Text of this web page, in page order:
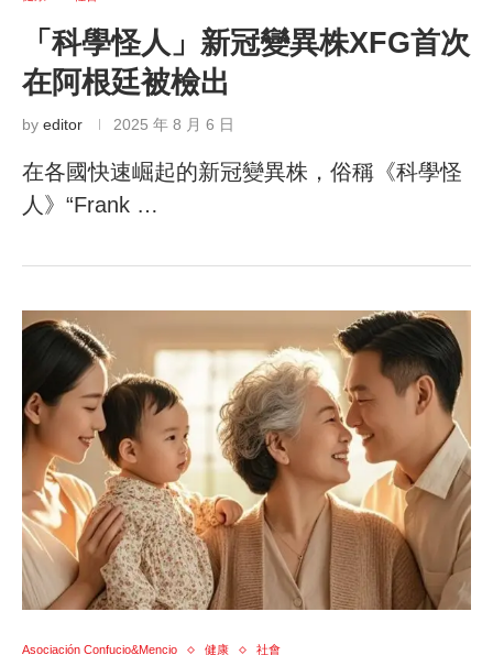
「科學怪人」新冠變異株XFG首次
在阿根廷被檢出
by editor 2025 年 8 月 6 日
在各國快速崛起的新冠變異株，俗稱《科學怪
人》“Frank …
Asociación Confucio&Mencio 健康 社會